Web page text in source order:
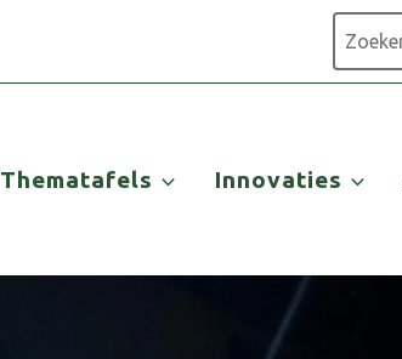
Thematafels Innovaties